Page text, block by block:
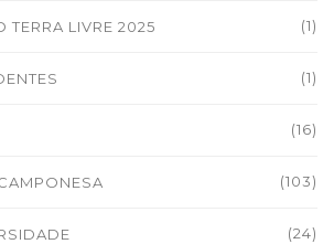
TERRA LIVRE 2025 (1)
(1)
(16)
(103)
(24)